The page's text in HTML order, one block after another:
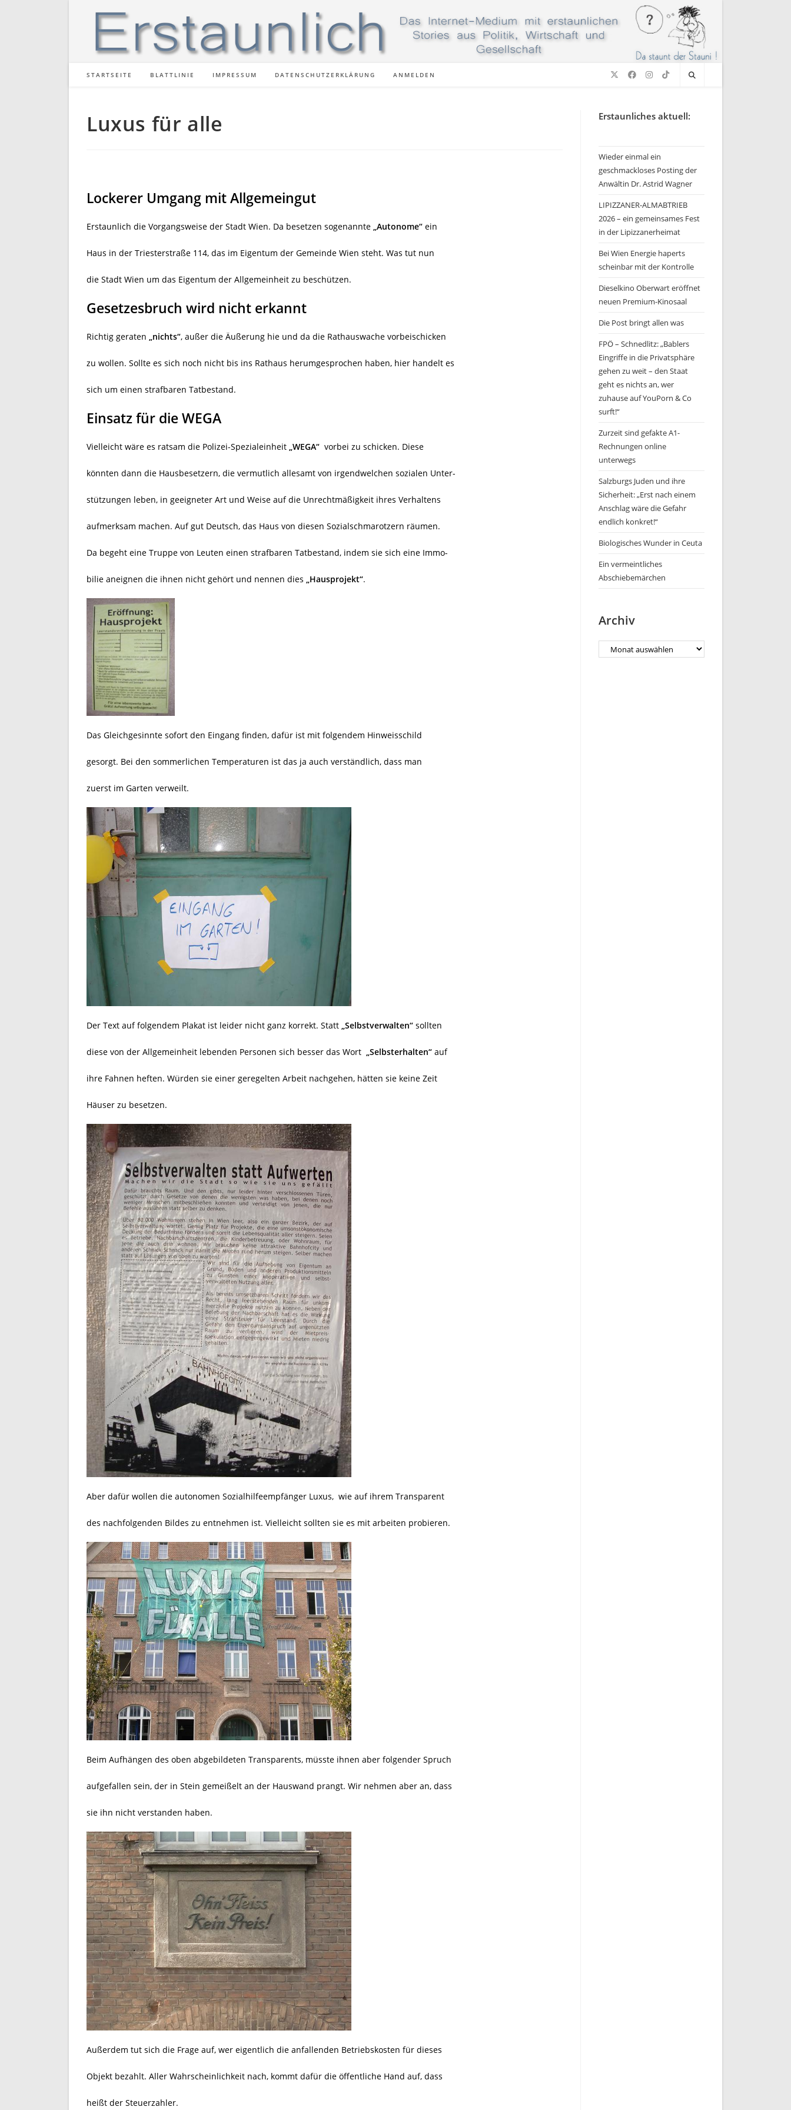
STARTSEITE BLATTLINIE IMPRESSUM DATENSCHUTZERKLÄRUNG ANMELDEN
Luxus für alle
Lockerer Umgang mit Allgemeingut
Erstaunlich die Vorgangsweise der Stadt Wien. Da besetzen sogenannte „Autonome“ ein
Haus in der Triesterstraße 114, das im Eigentum der Gemeinde Wien steht. Was tut nun
die Stadt Wien um das Eigentum der Allgemeinheit zu beschützen.
Gesetzesbruch wird nicht erkannt
Richtig geraten „nichts“, außer die Äußerung hie und da die Rathauswache vorbeischicken
zu wollen. Sollte es sich noch nicht bis ins Rathaus herumgesprochen haben, hier handelt es
sich um einen strafbaren Tatbestand.
Einsatz für die WEGA
Vielleicht wäre es ratsam die Polizei-Spezialeinheit „WEGA“ vorbei zu schicken. Diese
könnten dann die Hausbesetzern, die vermutlich allesamt von irgendwelchen sozialen Unter-
stützungen leben, in geeigneter Art und Weise auf die Unrechtmäßigkeit ihres Verhaltens
aufmerksam machen. Auf gut Deutsch, das Haus von diesen Sozialschmarotzern räumen.
Da begeht eine Truppe von Leuten einen strafbaren Tatbestand, indem sie sich eine Immo-
bilie aneignen die ihnen nicht gehört und nennen dies „Hausprojekt“.
Das Gleichgesinnte sofort den Eingang finden, dafür ist mit folgendem Hinweisschild
gesorgt. Bei den sommerlichen Temperaturen ist das ja auch verständlich, dass man
zuerst im Garten verweilt.
Der Text auf folgendem Plakat ist leider nicht ganz korrekt. Statt „Selbstverwalten“ sollten
diese von der Allgemeinheit lebenden Personen sich besser das Wort „Selbsterhalten“ auf
ihre Fahnen heften. Würden sie einer geregelten Arbeit nachgehen, hätten sie keine Zeit
Häuser zu besetzen.
Aber dafür wollen die autonomen Sozialhilfeempfänger Luxus, wie auf ihrem Transparent
des nachfolgenden Bildes zu entnehmen ist. Vielleicht sollten sie es mit arbeiten probieren.
Beim Aufhängen des oben abgebildeten Transparents, müsste ihnen aber folgender Spruch
aufgefallen sein, der in Stein gemeißelt an der Hauswand prangt. Wir nehmen aber an, dass
sie ihn nicht verstanden haben.
Außerdem tut sich die Frage auf, wer eigentlich die anfallenden Betriebskosten für dieses
Objekt bezahlt. Aller Wahrscheinlichkeit nach, kommt dafür die öffentliche Hand auf, dass
heißt der Steuerzahler.
Erstaunliches aktuell:
Wieder einmal ein
geschmackloses Posting der
Anwältin Dr. Astrid Wagner
LIPIZZANER-ALMABTRIEB
2026 – ein gemeinsames Fest
in der Lipizzanerheimat
Bei Wien Energie haperts
scheinbar mit der Kontrolle
Dieselkino Oberwart eröffnet
neuen Premium-Kinosaal
Die Post bringt allen was
FPÖ – Schnedlitz: „Bablers
Eingriffe in die Privatsphäre
gehen zu weit – den Staat
geht es nichts an, wer
zuhause auf YouPorn & Co
surft!“
Zurzeit sind gefakte A1-
Rechnungen online
unterwegs
Salzburgs Juden und ihre
Sicherheit: „Erst nach einem
Anschlag wäre die Gefahr
endlich konkret!“
Biologisches Wunder in Ceuta
Ein vermeintliches
Abschiebemärchen
Archiv
Archiv